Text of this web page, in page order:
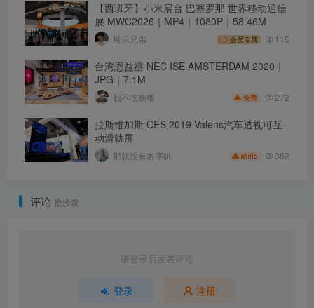
【西班牙】小米展台 巴塞罗那 世界移动通信
展 MWC2026｜MP4｜1080P｜58.46M
展示兄弟 会员专属 115
台湾恩益禧 NEC ISE AMSTERDAM 2020｜
JPG｜7.1M
我不吃晚餐 免费 272
拉斯维加斯 CES 2019 Valens汽车透视可互
动滑轨屏
那就没有名字叭 酷币5 362
评论 抢沙发
请登录后发表评论
登录 注册